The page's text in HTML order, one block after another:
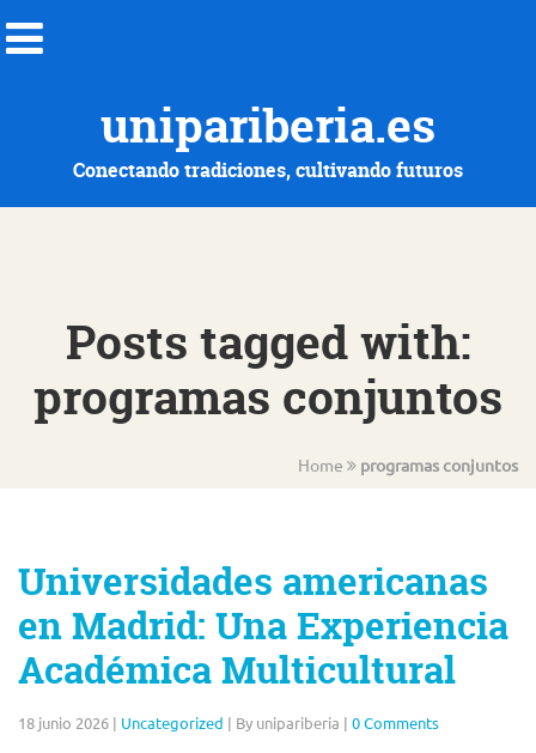
unipariberia.es
Conectando tradiciones, cultivando futuros
Posts tagged with:
programas conjuntos
Home programas conjuntos
Universidades americanas
en Madrid: Una Experiencia
Académica Multicultural
18 junio 2026 | Uncategorized | By unipariberia | 0 Comments